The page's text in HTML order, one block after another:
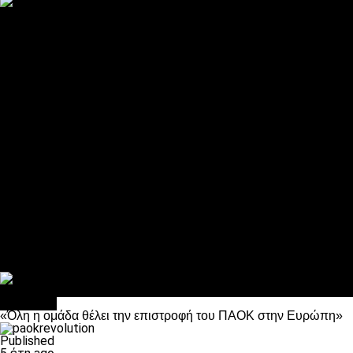
«Όλη η ομάδα θέλει την επιστροφή του ΠΑΟΚ στην Ευρώπη»
Published